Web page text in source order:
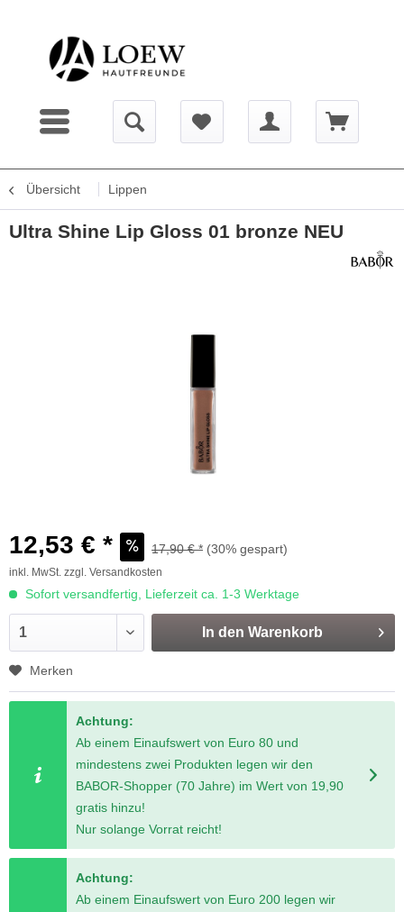
Übersicht Lippen
Ultra Shine Lip Gloss 01 bronze NEU
12,53 € * 17,90 € * (30% gespart)
inkl. MwSt. zzgl. Versandkosten
Sofort versandfertig, Lieferzeit ca. 1-3 Werktage
In den Warenkorb
Merken
Achtung:
Ab einem Einaufswert von Euro 80 und
mindestens zwei Produkten legen wir den
BABOR-Shopper (70 Jahre) im Wert von 19,90
gratis hinzu!
Nur solange Vorrat reicht!
Achtung:
Ab einem Einaufswert von Euro 200 legen wir